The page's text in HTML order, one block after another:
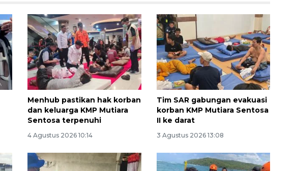
Menhub pastikan hak korban
dan keluarga KMP Mutiara
Sentosa terpenuhi
4 Agustus 2026 10:14
Tim SAR gabungan evakuasi
korban KMP Mutiara Sentosa
II ke darat
3 Agustus 2026 13:08